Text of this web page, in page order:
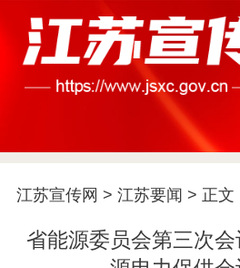
首页
公示公
江苏宣传网 > 江苏要闻 > 正文
省能源委员会第三次